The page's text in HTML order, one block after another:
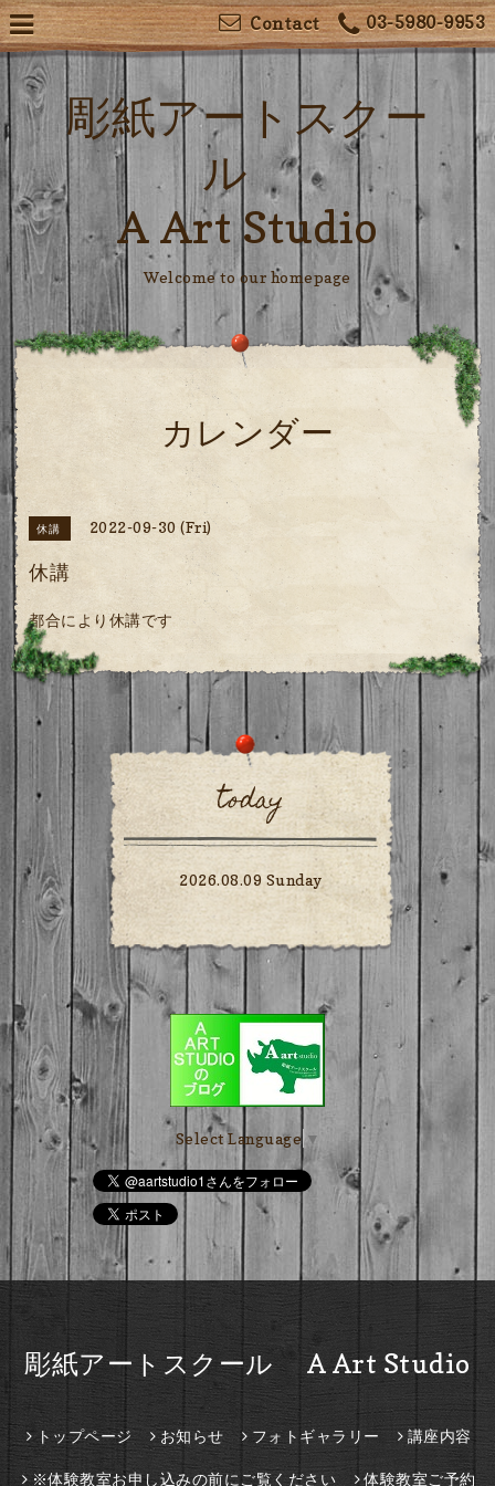
03-5980-9953
Contact
彫紙アートスクー
ル
A Art Studio
Welcome to our homepage
カレンダー
休講 2022-09-30 (Fri)
休講
都合により休講です
today
2026.08.09 Sunday
Select Language ▼
彫紙アートスクール A Art Studio
トップページ お知らせ フォトギャラリー 講座内容
※体験教室お申し込みの前にご覧ください 体験教室ご予約